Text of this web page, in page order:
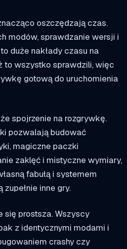
oszczędzają czas.
modów, sprawdzanie wersji i
duże nakłady czasu na
to wszystko sprawdzili, więc
gotową do uruchomienia
spojrzenie na rozgrywkę.
pozwalają budować
magiczne paczki
zaklęć i mistyczne wymiary,
fabułą i systemem
inne gry.
się prostsza. Wszyscy
z identycznymi modami i
crashy czy